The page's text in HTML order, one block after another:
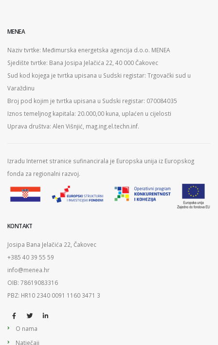
MENEA
Naziv tvrtke: Međimurska energetska agencija d.o.o. MENEA
Sjedište tvrtke: Bana Josipa Jelačića 22, 40 000 Čakovec
Sud kod kojega je tvrtka upisana u Sudski registar: Trgovački sud u
Varaždinu
Broj pod kojim je tvrtka upisana u Sudski registar: 070084035
Iznos temeljnog kapitala: 20.000,00 kuna, uplaćen u cijelosti
Uprava društva: Alen Višnjić, mag.ing.el.techn.inf.
Izradu Internet stranice sufinancirala je Europska unija iz Europskog
fonda za regionalni razvoj.
KONTAKT
Josipa Bana Jelačića 22, Čakovec
+385 40 39 55 59
info@menea.hr
OIB: 78619083316
PBZ: HR10 2340 0091 1160 3471 3
O nama
Natječaji